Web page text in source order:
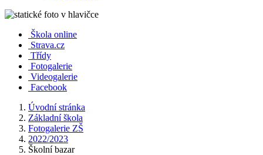
Škola online
Strava.cz
Třídy
Fotogalerie
Videogalerie
Facebook
Úvodní stránka
Základní škola
Fotogalerie ZŠ
2022/2023
Školní bazar